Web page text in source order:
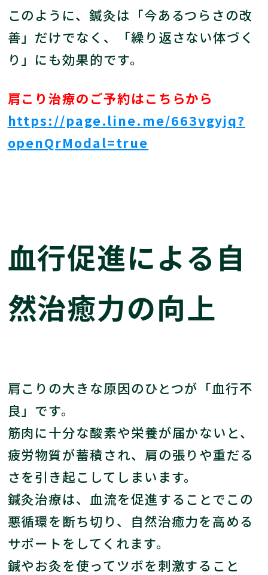
このように、鍼灸は「今あるつらさの改
善」だけでなく、「繰り返さない体づく
り」にも効果的です。
肩こり治療のご予約はこちらから
https://page.line.me/663vgyjq?
openQrModal=true
血行促進による自
然治癒力の向上
肩こりの大きな原因のひとつが「血行不
良」です。
筋肉に十分な酸素や栄養が届かないと、
疲労物質が蓄積され、肩の張りや重だる
さを引き起こしてしまいます。
鍼灸治療は、血流を促進することでこの
悪循環を断ち切り、自然治癒力を高める
サポートをしてくれます。
鍼やお灸を使ってツボを刺激すること